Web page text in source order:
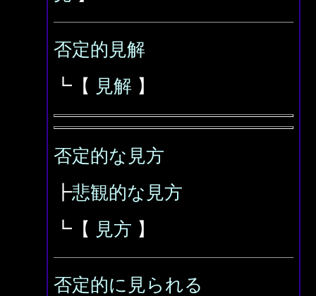
否定的見解
┗【 見解 】
否定的な見方
┣悲観的な見方
┗【 見方 】
否定的に見られる